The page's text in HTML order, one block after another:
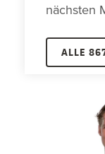
nächsten
ALLE